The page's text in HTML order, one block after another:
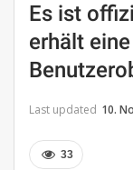
Es ist
erhält
Last updated 10.
33